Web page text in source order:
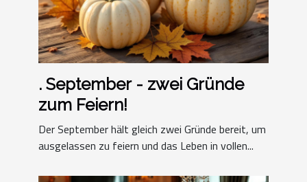
. September - zwei Gründe
zum Feiern!
Der September hält gleich zwei Gründe bereit, um
ausgelassen zu feiern und das Leben in vollen...